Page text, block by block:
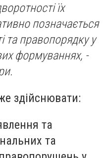
їх
позначається
та правопорядку у
формуваннях, -
здійснювати:
та
та